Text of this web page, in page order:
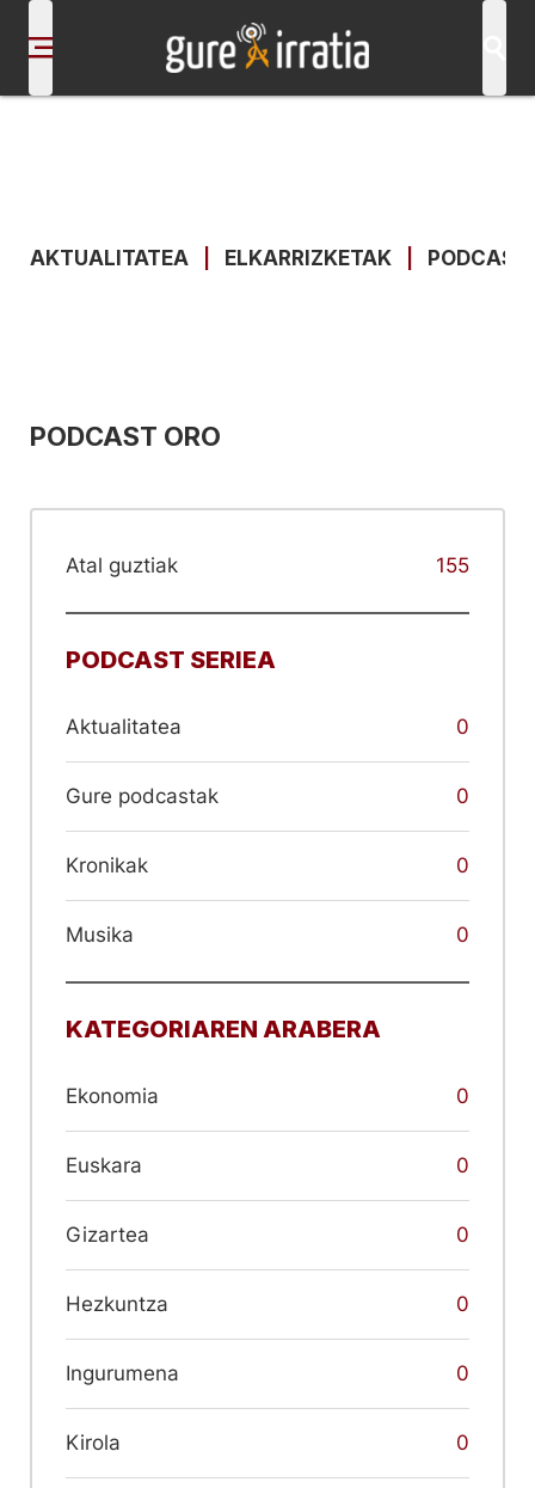
AKTUALITATEA ELKARRIZKETAK
PODCAST ORO
Atal guztiak 155
PODCAST SERIEA
Aktualitatea 0
Gure podcastak 0
Kronikak 0
Musika 0
KATEGORIAREN ARABERA
Ekonomia 0
Euskara 0
Gizartea 0
Hezkuntza 0
Ingurumena 0
Kirola 0